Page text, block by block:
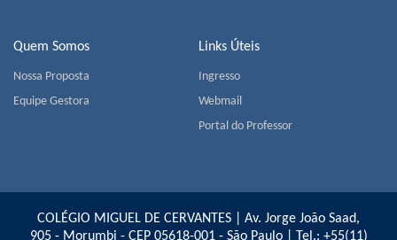
Quem Somos
Nossa Proposta
Equipe Gestora
Links Úteis
Ingresso
Webmail
Portal do Professor
COLÉGIO MIGUEL DE CERVANTES | Av. Jorge João Saad,
905 - Morumbi - CEP 05618-001 - São Paulo | Tel.: +55(11)